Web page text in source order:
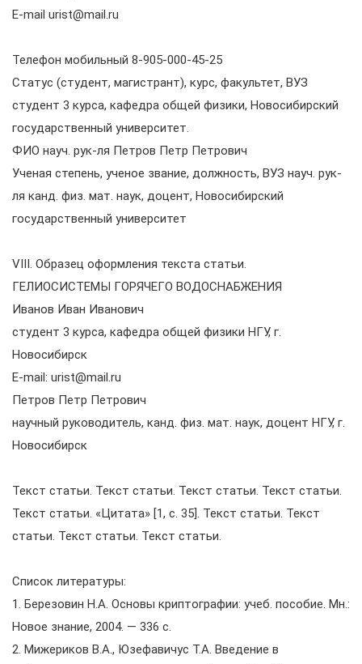
E-mail urist@mail.ru
Телефон мобильный 8-905-000-45-25
Статус (студент, магистрант), курс, факультет, ВУЗ
студент 3 курса, кафедра общей физики, Новосибирский
государственный университет.
ФИО науч. рук-ля Петров Петр Петрович
Ученая степень, ученое звание, должность, ВУЗ науч. рук-
ля канд. физ. мат. наук, доцент, Новосибирский
государственный университет
VIII. Образец оформления текста статьи.
ГЕЛИОСИСТЕМЫ ГОРЯЧЕГО ВОДОСНАБЖЕНИЯ
Иванов Иван Иванович
студент 3 курса, кафедра общей физики НГУ, г.
Новосибирск
Е-mail: urist@mail.ru
Петров Петр Петрович
научный руководитель, канд. физ. мат. наук, доцент НГУ, г.
Новосибирск
Текст статьи. Текст статьи. Текст статьи. Текст статьи.
Текст статьи. «Цитата» [1, с. 35]. Текст статьи. Текст
статьи. Текст статьи. Текст статьи.
Список литературы:
1. Березовин Н.А. Основы криптографии: учеб. пособие. Мн.:
Новое знание, 2004. — 336 с.
2. Мижериков В.А., Юзефавичус Т.А. Введение в